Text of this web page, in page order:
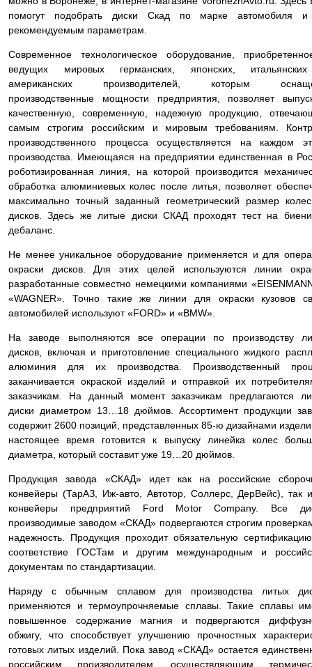
помогут подобрать диски Скад по марке автомобиля
рекомендуемым параметрам.
Современное технологическое оборудование,
ведущих мировых германских, японских,
американских производителей, которым
производственные мощности предприятия, позволяет
качественную, современную, надежную продукцию,
самым строгим российским и мировым требованиям.
производственного процесса осуществляется на каждом
производства. Имеющаяся на предприятии единственная в
роботизированная линия, на которой производится
обработка алюминиевых колес после литья, позволяет
максимально точный заданный геометрический размер
дисков. Здесь же литые диски СКАД проходят тест на
дебаланс.
Не менее уникальное оборудование применяется и для
окраски дисков. Для этих целей используются линии
разработанные совместно немецкими компаниями
«WAGNER». Точно такие же линии для окраски кузовов
автомобилей используют «FORD» и «BMW».
На заводе выполняются все операции по производству
дисков, включая и приготовление специального жидкого
алюминия для их производства. Производственный
заканчивается окраской изделий и отправкой их
заказчикам. На данный момент заказчикам предлагаются
диски диаметром 13…18 дюймов. Ассортимент продукции
содержит 2600 позиций, представленных 85-ю дизайнами
настоящее время готовится к выпуску линейка колес
диаметра, который составит уже 19…20 дюймов.
Продукция завода «СКАД» идет как на российские
конвейеры (ТарАЗ, Иж-авто, Автотор, Соллерс, ДерВейс), так
конвейеры предприятий Ford Motor Company. Все
производимые заводом «СКАД» подвергаются строгим
надежность. Продукция проходит обязательную
соответствие ГОСТам и другим международным и
документам по стандартизации.
Наряду с обычным сплавом для производства литых
применяются и термоупрочняемые сплавы. Такие сплавы
повышенное содержание магния и подвергаются
обжигу, что способствует улучшению прочностных
готовых литых изделий. Пока завод «СКАД» остается
российским производителем, осуществляющим